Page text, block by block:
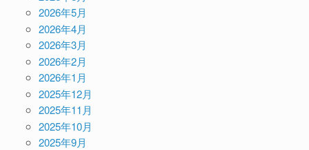
2026年5月
2026年4月
2026年3月
2026年2月
2026年1月
2025年12月
2025年11月
2025年10月
2025年9月